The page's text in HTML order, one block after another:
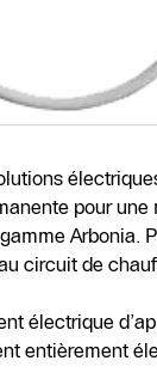
pour une
Arbonia.
circuit de
électrique
entièrement